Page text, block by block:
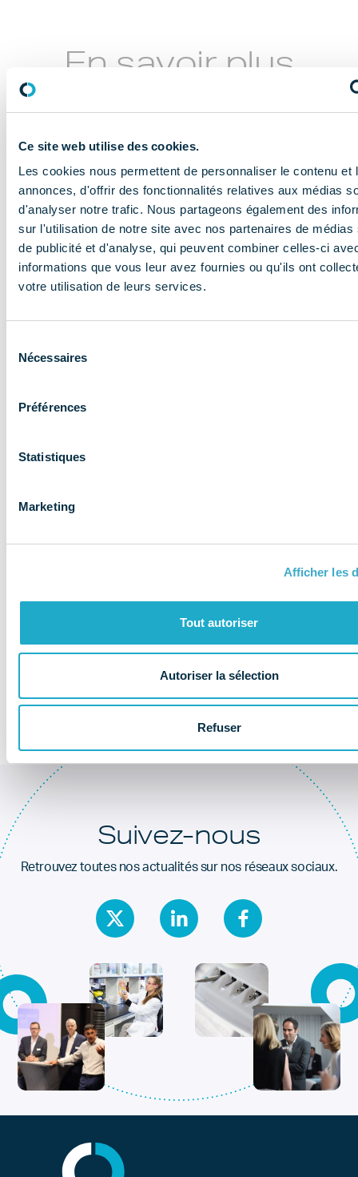
Ce site web utilise des cookies.
Les cookies nous permettent de personnaliser le contenu et
annonces, d'offrir des fonctionnalités relatives aux médias
d'analyser notre trafic. Nous partageons également des
sur l'utilisation de notre site avec nos partenaires de médias
de publicité et d'analyse, qui peuvent combiner celles-ci
informations que vous leur avez fournies ou qu'ils ont
votre utilisation de leurs services.
Nécessaires
Préférences
Statistiques
Marketing
Afficher les
Tout autoriser
Autoriser la sélection
Refuser
En savoir plus
NOS MISSIONS
Le COMIDENT
apporte son
entreprises et
les accompagne
Au coeur de la
santé dentaire
Suivez-nous
Retrouvez toutes nos actualités sur nos réseaux sociaux.